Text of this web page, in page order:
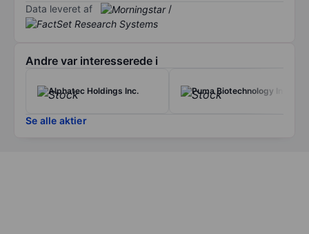
Data leveret af /
Andre var interesserede i
Alphatec Holdings Inc. Puma Biotechnology Inc.
Se alle aktier